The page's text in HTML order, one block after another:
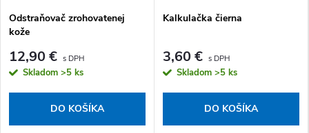
Odstraňovač zrohovatenej
kože
12,90 €
Skladom >5 ks
DO KOŠÍKA
Kalkulačka čierna
3,60 €
Skladom >5 ks
DO KOŠÍKA